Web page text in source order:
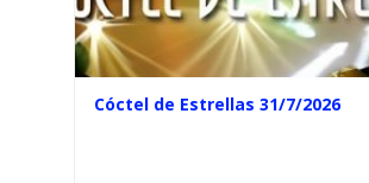
Cóctel de Estrellas 31/7/2026